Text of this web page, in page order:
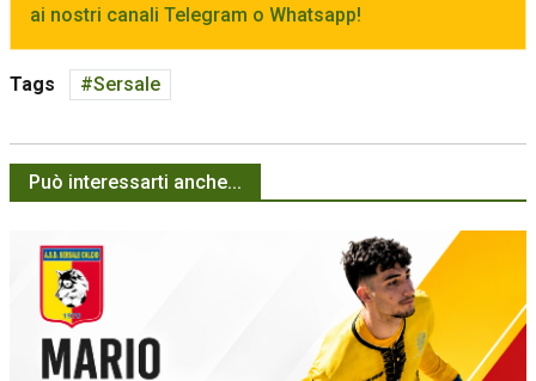
ai nostri canali Telegram o Whatsapp!
Tags Sersale
Può interessarti anche...